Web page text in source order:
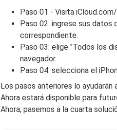
Paso 01 - Visita
Paso 02: ingrese sus datos
correspondiente.
Paso 03: elige "Todos los
navegador.
Paso 04: selecciona el
Los pasos anteriores lo
Ahora estará disponible para
Ahora, pasemos a la cuarta